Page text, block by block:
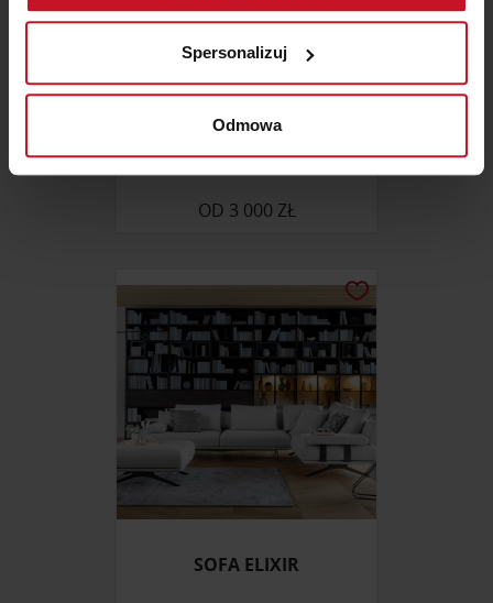
Identyfikować Twoje urządzenie, aktywnie
(fingerprinting, czyli wirtualny odcisk palca)
Dowiedz się więcej odnośnie tego, jak Twoje osobiste
dane są przetwarzane oraz ustaw własne preferencje w
zmienić lub wycofać swoją zgodę w dowolnej chwili.
analizować ruch w naszej witrynie. Informacje o tym, jak
korzystasz z naszej witryny, udostępniamy partnerom
społecznościowym, reklamowym i analitycznym.
Partnerzy mogą połączyć te informacje z innymi danymi
otrzymanymi od Ciebie lub uzyskanymi podczas
korzystania z ich usług.
Spersonalizuj
Odmowa
ŁAWKA SANTORINI
OD 3 000 ZŁ
SOFA ELIXIR